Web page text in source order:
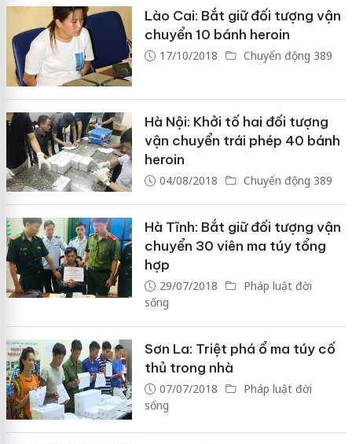
Lào Cai: Bắt giữ đối tượng vận
chuyển 10 bánh heroin
17/10/2018 Chuyển động 389
Hà Nội: Khởi tố hai đối tượng
vận chuyển trái phép 40 bánh
heroin
04/08/2018 Chuyển động 389
Hà Tĩnh: Bắt giữ đối tượng vận
chuyển 30 viên ma túy tổng
hợp
29/07/2018
Pháp luật đời
sống
Sơn La: Triệt phá ổ ma túy cố
thủ trong nhà
07/07/2018
Pháp luật đời
sống